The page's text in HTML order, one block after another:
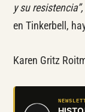
y su resistencia”,
en Tinkerbell,
Karen Gritz